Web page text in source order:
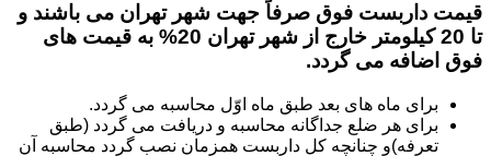
قیمت داربست فوق صرفاً جهت شهر تهران می باشند و
تا 20 کیلومتر خارج از شهر تهران 20% به قیمت های
فوق اضافه می گردد.
برای ماه های بعد طبق ماه اوّل محاسبه می گردد.
برای هر ضلع جداگانه محاسبه و دریافت می گردد (طبق
تعرفه)و چنانچه کل داربست همزمان نصب گردد محاسبه آن